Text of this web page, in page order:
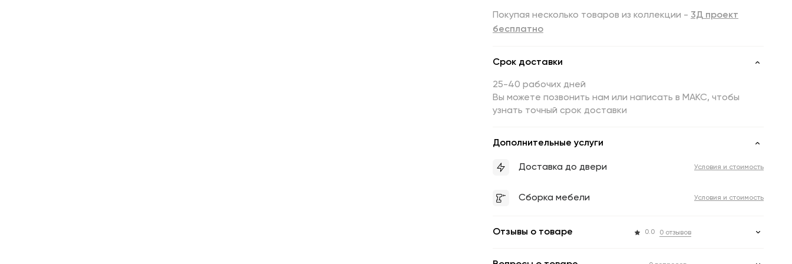
Покупая несколько товаров из коллекции - 3Д проект
бесплатно
Срок доставки
25-40 рабочих дней
Вы можете позвонить нам или написать в МАКС, чтобы
узнать точный срок доставки
Дополнительные услуги
Доставка до двери Условия и стоимость
Сборка мебели Условия и стоимость
Отзывы о товаре 0.0 0 отзывов